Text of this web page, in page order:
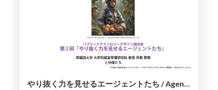
やり抜く力を見せるエージェントたち / Agents Who Demonstrate Perseverance